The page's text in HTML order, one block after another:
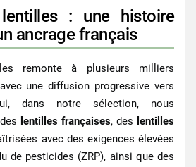
: une histoire
ancrage français
remonte à plusieurs milliers
une diffusion progressive vers
dans notre sélection, nous
lentilles françaises, des lentilles
avec des exigences élevées
de pesticides (ZRP), ainsi que des